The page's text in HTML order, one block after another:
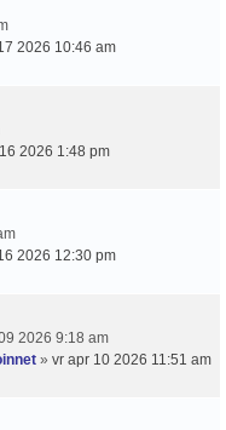
2026 10:46 am
2026 1:48 pm
2026 12:30 pm
2026 9:18 am
» vr apr 10 2026 11:51 am